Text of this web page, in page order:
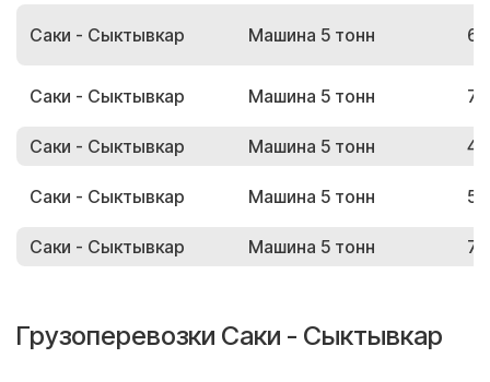
Саки - Сыктывкар Машина 5 тонн
Саки - Сыктывкар Машина 5 тонн
Саки - Сыктывкар Машина 5 тонн
Саки - Сыктывкар Машина 5 тонн
Саки - Сыктывкар Машина 5 тонн
Грузоперевозки Саки - Сыктывкар